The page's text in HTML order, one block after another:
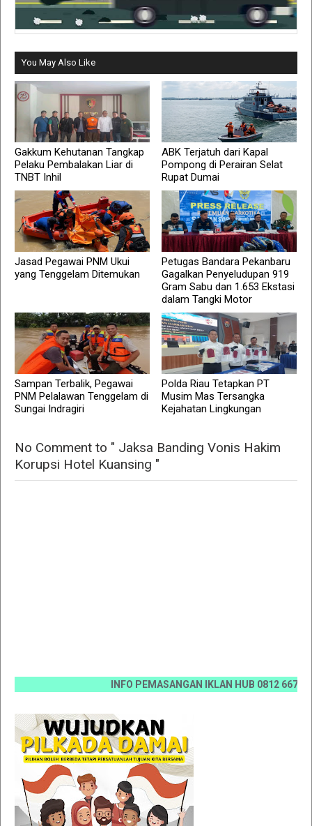
You May Also Like
Gakkum Kehutanan Tangkap
Pelaku Pembalakan Liar di
TNBT Inhil
ABK Terjatuh dari Kapal
Pompong di Perairan Selat
Rupat Dumai
Jasad Pegawai PNM Ukui
yang Tenggelam Ditemukan
Petugas Bandara Pekanbaru
Gagalkan Penyeludupan 919
Gram Sabu dan 1.653 Ekstasi
dalam Tangki Motor
Sampan Terbalik, Pegawai
PNM Pelalawan Tenggelam di
Sungai Indragiri
Polda Riau Tetapkan PT
Musim Mas Tersangka
Kejahatan Lingkungan
No Comment to " Jaksa Banding Vonis Hakim
Korupsi Hotel Kuansing "
INFO PEMASANGAN IKLAN HUB 0812 6670